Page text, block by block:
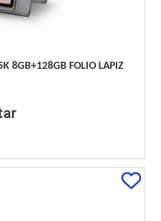
8GB+128GB FOLIO LAPIZ